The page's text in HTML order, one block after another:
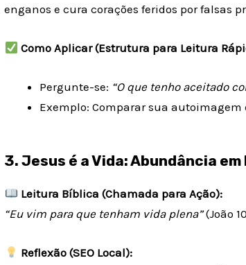
enganos e cura corações feridos por falsas
Como Aplicar (Estrutura para Leitura
Pergunte-se: “O que tenho aceitado
Exemplo: Comparar sua
3. Jesus é a Vida: Abundância em
Leitura Bíblica (Chamada para Ação):
“Eu vim para que tenham vida plena”(João
Reflexão (SEO Local):